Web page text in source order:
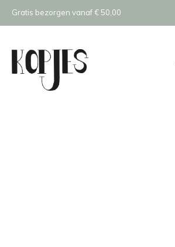
Gratis bezorgen vanaf € 50,00